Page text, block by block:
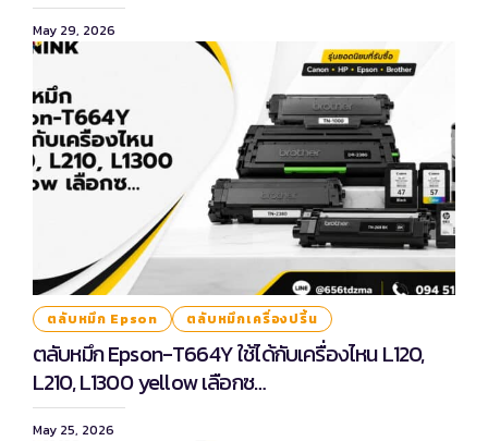
May 29, 2026
ตลับหมึก Epson ตลับหมึกเครื่องปริ้น
ตลับหมึก Epson-T664Y ใช้ได้กับเครื่องไหน L120,
L210, L1300 yellow เลือกซ…
May 25, 2026